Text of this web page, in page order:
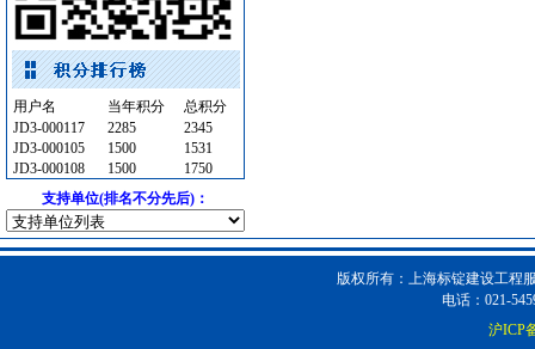
电气管线 [采购中]
管材管件 [采购中]
管材管件 [采购中]
乳化沥青
[采购中]
门窗玻璃
[采购中]
铝扣版 [采购中]
铝扣版 [采购中]
外墙装饰 [采购中]
用户名 当年积分
总积分
JD3-000117
2285
2345
JD3-000105
1500
1531
JD3-000108
1500
1750
支持单位(排名不分先后)：
版权所有：上海标锭建设工程
电话：021-
沪ICP